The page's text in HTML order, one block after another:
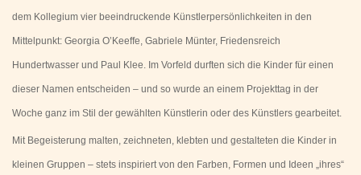
dem Kollegium vier beeindruckende Künstlerpersönlichkeiten in den
Mittelpunkt: Georgia O’Keeffe, Gabriele Münter, Friedensreich
Hundertwasser und Paul Klee. Im Vorfeld durften sich die Kinder für einen
dieser Namen entscheiden – und so wurde an einem Projekttag in der
Woche ganz im Stil der gewählten Künstlerin oder des Künstlers gearbeitet.
Mit Begeisterung malten, zeichneten, klebten und gestalteten die Kinder in
kleinen Gruppen – stets inspiriert von den Farben, Formen und Ideen „ihres“